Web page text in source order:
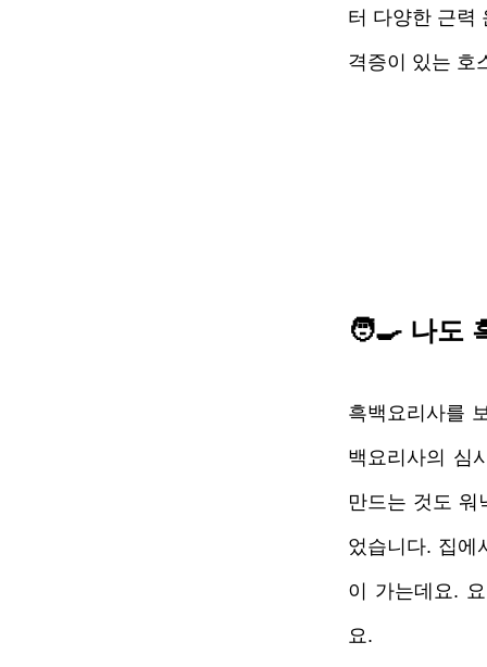
터 다양한 근력
격증이 있는 호
🧑‍🍳 나도
흑백요리사를
백요리사의 심
만드는 것도
었습니다. 집에
이 가는데요.
요.